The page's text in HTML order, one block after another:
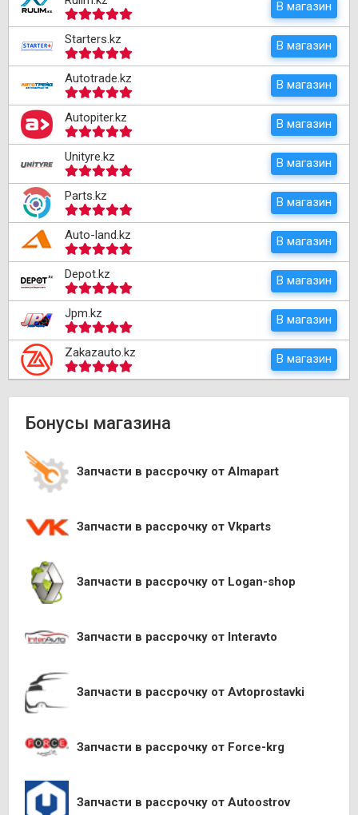
В магазин
Starters.kz В магазин
Autotrade.kz В магазин
Autopiter.kz В магазин
Unityre.kz В магазин
Parts.kz В магазин
Auto-land.kz В магазин
Depot.kz В магазин
Jpm.kz В магазин
Zakazauto.kz В магазин
Бонусы магазина
Запчасти в рассрочку от Almapart
Запчасти в рассрочку от Vkparts
Запчасти в рассрочку от Logan-shop
Запчасти в рассрочку от Interavto
Запчасти в рассрочку от Avtoprostavki
Запчасти в рассрочку от Force-krg
Запчасти в рассрочку от Autoostrov